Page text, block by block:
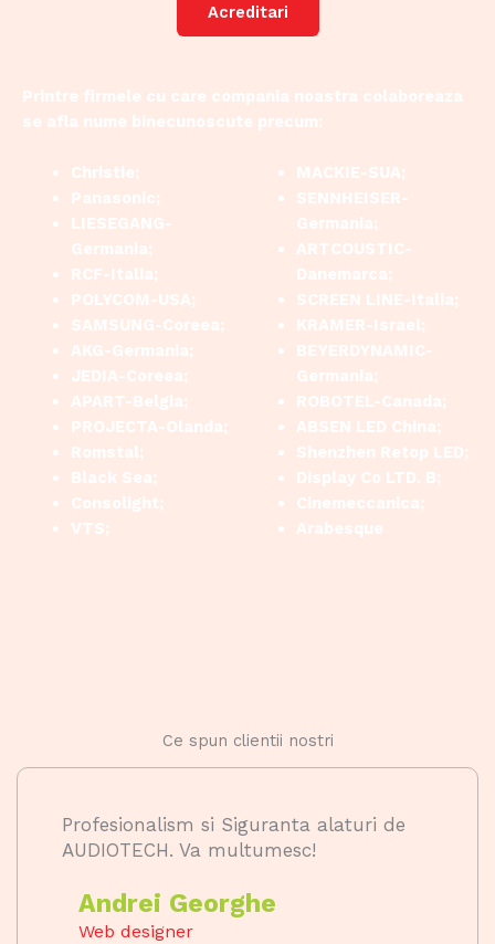
Acreditari
Printre firmele cu care compania noastra colaboreaza
se afla nume binecunoscute precum:
Christie;
Panasonic;
LIESEGANG-
Germania;
RCF-Italia;
POLYCOM-USA;
SAMSUNG-Coreea;
AKG-Germania;
JEDIA-Coreea;
APART-Belgia;
PROJECTA-Olanda;
Romstal;
Black Sea;
Consolight;
VTS;
MACKIE-SUA;
SENNHEISER-
Germania;
ARTCOUSTIC-
Danemarca;
SCREEN LINE-Italia;
KRAMER-Israel;
BEYERDYNAMIC-
Germania;
ROBOTEL-Canada;
ABSEN LED China;
Shenzhen Retop LED;
Display Co LTD. B;
Cinemeccanica;
Arabesque
Ce spun clientii nostri
Profesionalism si Siguranta alaturi de
AUDIOTECH. Va multumesc!
Andrei Georghe
Web designer